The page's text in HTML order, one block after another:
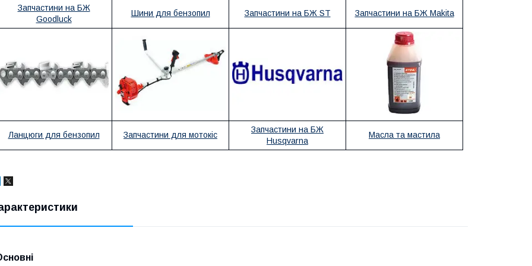
Запчастини на БЖ
Goodluck
Шини для бензопил Запчастини на БЖ ST Запчастини на БЖ Makita
Ланцюги для бензопил Запчастини для мотокіс
Запчастини на БЖ
Husqvarna
Масла та мастила